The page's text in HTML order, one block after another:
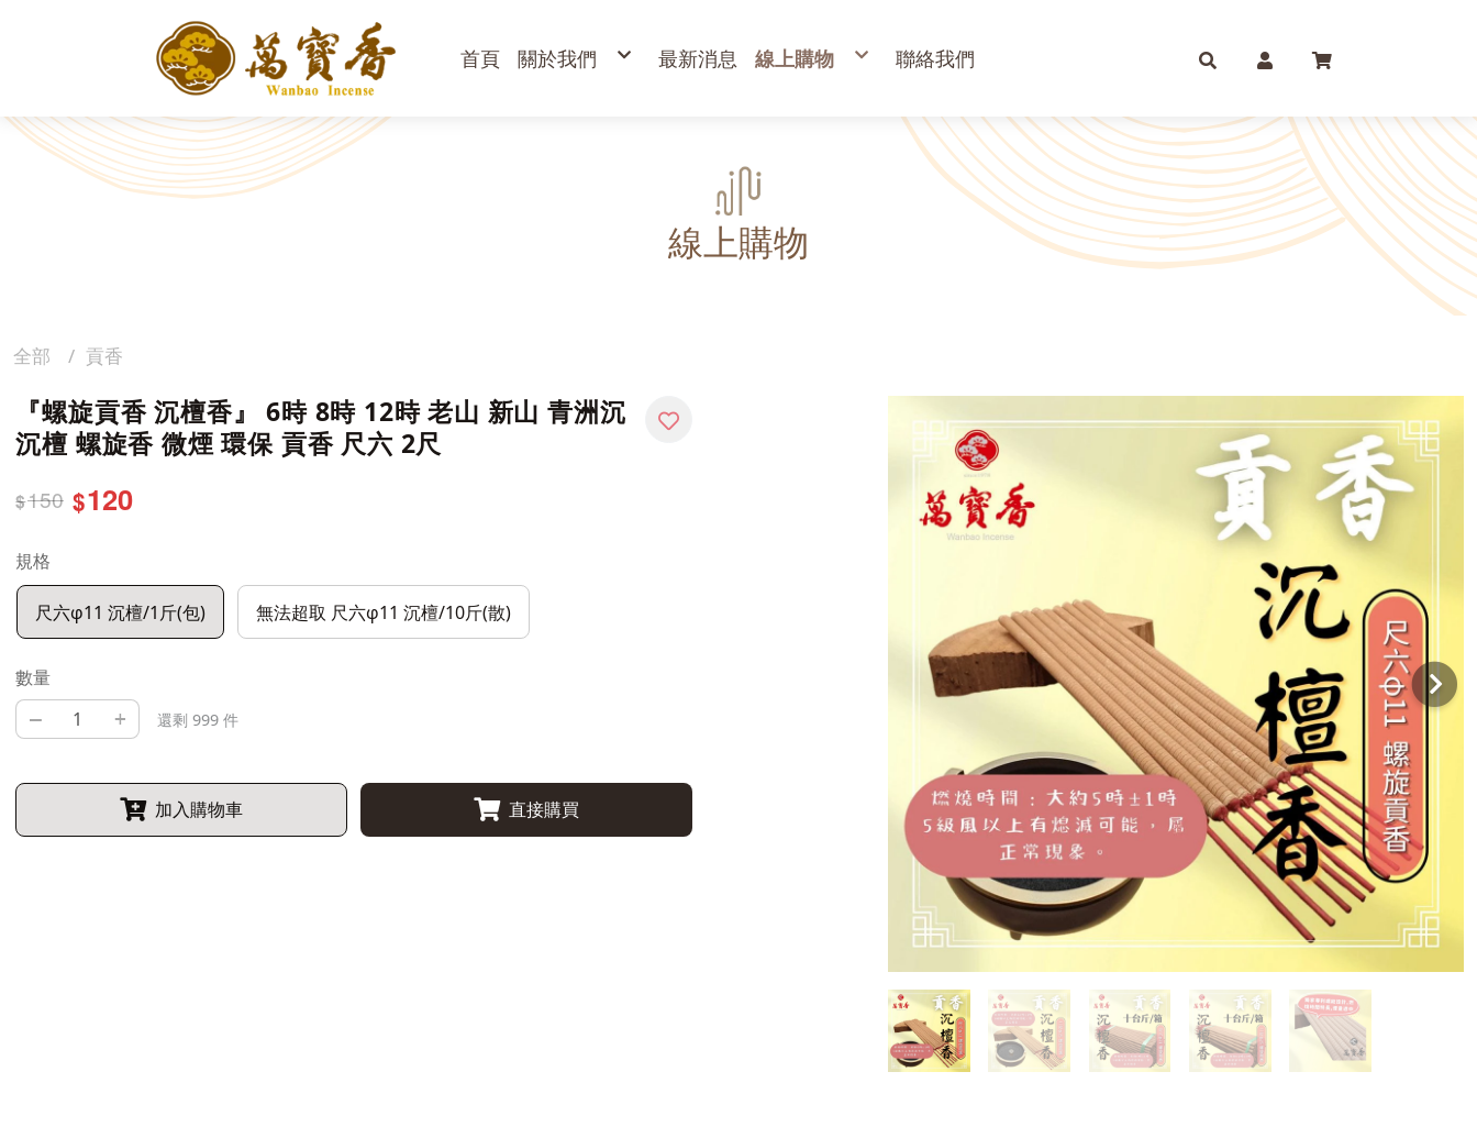
首頁 關於我們 最新消息 線上購物
一尺
尺三
尺六
尺八
財庫存摺
金紙 組合包/套裝盒裝金
開運/補財庫/盒裝金 相關
聯絡我們
線上購物
『螺旋貢香 沉檀香』 6時 8時 12時 老山 新山 青洲沉
沉檀 螺旋香 微煙 環保 貢香 尺六 2尺
$150 $120
規格
尺六φ11 沉檀/1斤(包) 無法超取 尺六φ11 沉檀/10斤(散)
數量
– + 還剩 999 件
加入購物車 直接購買
全部 貢香